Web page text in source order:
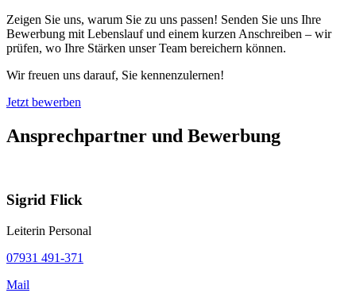
Zeigen Sie uns, warum Sie zu uns passen! Senden Sie uns Ihre
Bewerbung mit Lebenslauf und einem kurzen Anschreiben – wir
prüfen, wo Ihre Stärken unser Team bereichern können.
Wir freuen uns darauf, Sie kennenzulernen!
Jetzt bewerben
Ansprechpartner und Bewerbung
Sigrid Flick
Leiterin Personal
07931 491-371
Mail